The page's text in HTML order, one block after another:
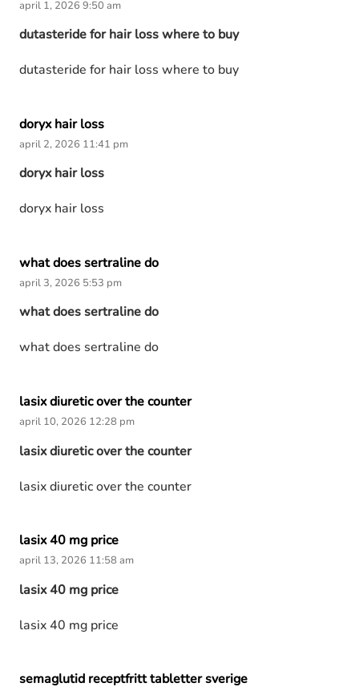
april 1, 2026 9:50 am
dutasteride for hair loss where to buy
dutasteride for hair loss where to buy
doryx hair loss
april 2, 2026 11:41 pm
doryx hair loss
doryx hair loss
what does sertraline do
april 3, 2026 5:53 pm
what does sertraline do
what does sertraline do
lasix diuretic over the counter
april 10, 2026 12:28 pm
lasix diuretic over the counter
lasix diuretic over the counter
lasix 40 mg price
april 13, 2026 11:58 am
lasix 40 mg price
lasix 40 mg price
semaglutid receptfritt tabletter sverige